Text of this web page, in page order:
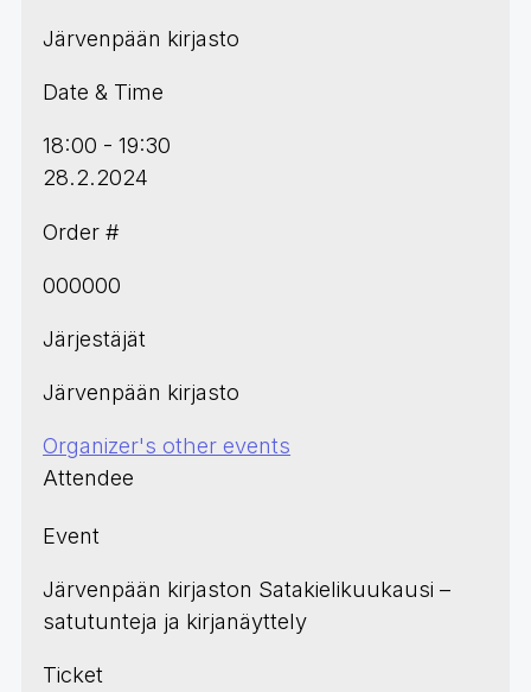
Järvenpään kirjasto
Date & Time
18:00 - 19:30
28.2.2024
Order #
000000
Järjestäjät
Järvenpään kirjasto
Organizer's other events
Attendee
Event
Järvenpään kirjaston Satakielikuukausi –
satutunteja ja kirjanäyttely
Ticket